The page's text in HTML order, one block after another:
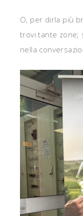
O, per dirla più
trovi tante zone;
nella